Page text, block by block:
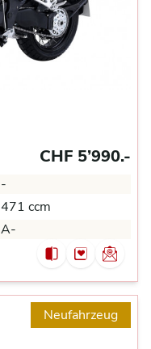
CHF 5’990.-
-
471 ccm
A-
Neufahrzeug